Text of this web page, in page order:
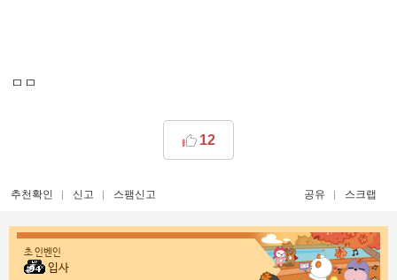
ㅁㅁ
12
추천확인 신고 스팸신고 공유 스크랩
초 인벤인
입사